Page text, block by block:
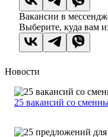
Вакансии в
Выберите, куда вам
Новости
25 вакансий со